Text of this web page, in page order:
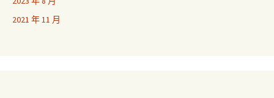
2021 年 11 月